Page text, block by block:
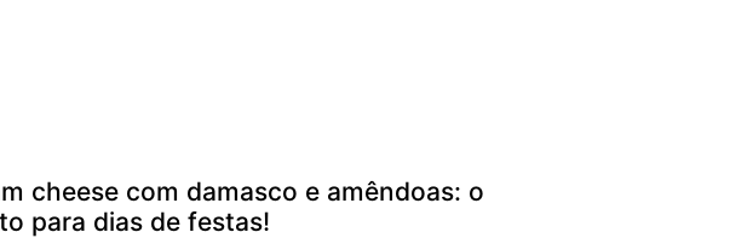
cheese com damasco e amêndoas: o
para dias de festas!